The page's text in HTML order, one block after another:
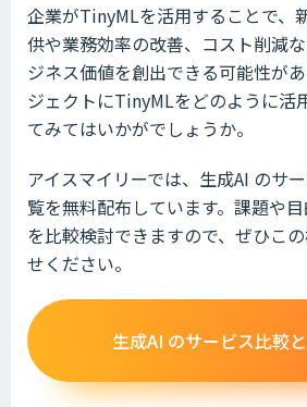
企業がTinyMLを活用することで、
供や業務効率の改善、コスト削減
ジネス価値を創出できる可能性が
ジェクトにTinyMLをどのように活
てみてはいかがでしょうか。
アイスマイリーでは、生成AI のサ
覧を無料配布しています。課題や
を比較検討できますので、ぜひこ
せください。
生成AI のサービス比較